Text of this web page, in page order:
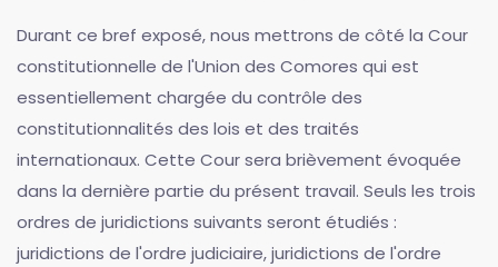
Durant ce bref exposé, nous mettrons de côté la Cour
constitutionnelle de l'Union des Comores qui est
essentiellement chargée du contrôle des
constitutionnalités des lois et des traités
internationaux. Cette Cour sera brièvement évoquée
dans la dernière partie du présent travail. Seuls les trois
ordres de juridictions suivants seront étudiés :
juridictions de l'ordre judiciaire, juridictions de l'ordre